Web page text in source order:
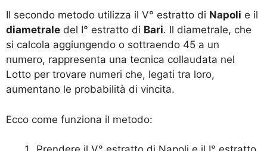
Il secondo metodo utilizza il V° estratto di Napoli e il
diametrale del I° estratto di Bari. Il diametrale, che
si calcola aggiungendo o sottraendo 45 a un
numero, rappresenta una tecnica collaudata nel
Lotto per trovare numeri che, legati tra loro,
aumentano le probabilità di vincita.
Ecco come funziona il metodo: